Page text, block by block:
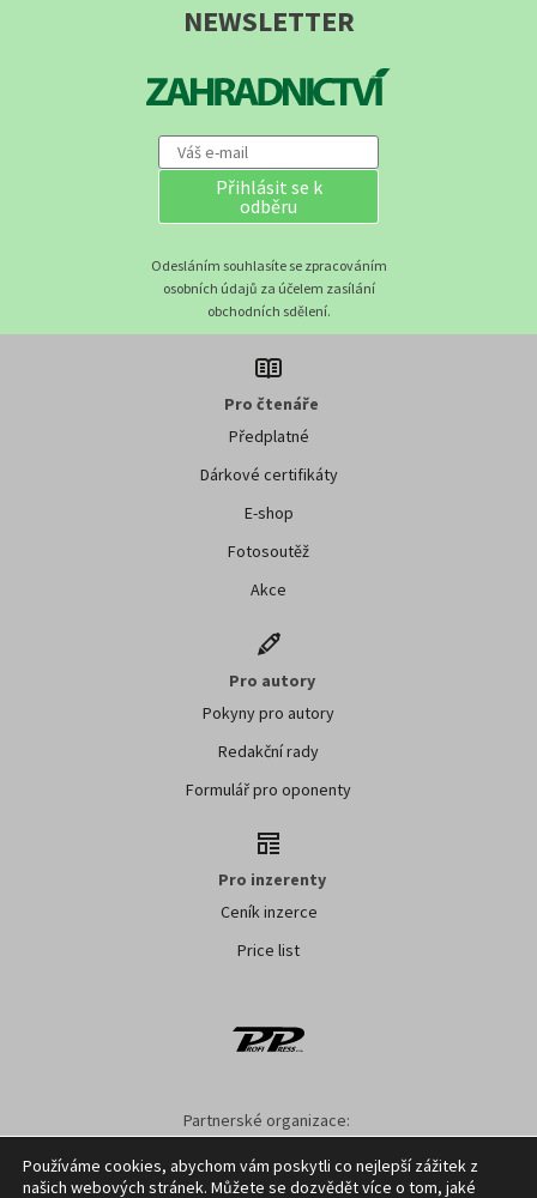
NEWSLETTER
Přihlásit se k
odběru
Odesláním souhlasíte se zpracováním
osobních údajů za účelem zasílání
obchodních sdělení.
Pro čtenáře
Předplatné
Dárkové certifikáty
E-shop
Fotosoutěž
Akce
Pro autory
Pokyny pro autory
Redakční rady
Formulář pro oponenty
Pro inzerenty
Ceník inzerce
Price list
Partnerské organizace:
Používáme cookies, abychom vám poskytli co nejlepší zážitek z
našich webových stránek. Můžete se dozvědět více o tom, jaké